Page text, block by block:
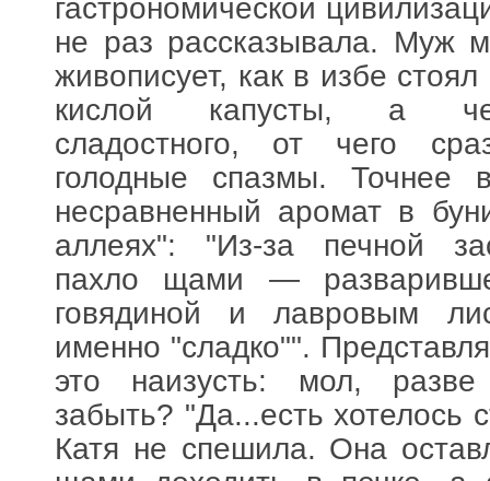
гастрономической
не раз рассказывала. Муж
живописует, как в избе
кислой капусты, а
сладостного, от чего
голодные спазмы. Точнее
несравненный аромат в
аллеях": "Из-за печной
пахло щами —
говядиной и лавровым
именно "сладко"".
это наизусть: мол,
забыть? "Да...есть хотелось
Катя не спешила. Она